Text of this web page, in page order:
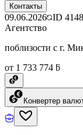
Контакты
09.06.2026 ID
Агентство
поблизости с г.
от 1 733 774 ƃ
Конвертер